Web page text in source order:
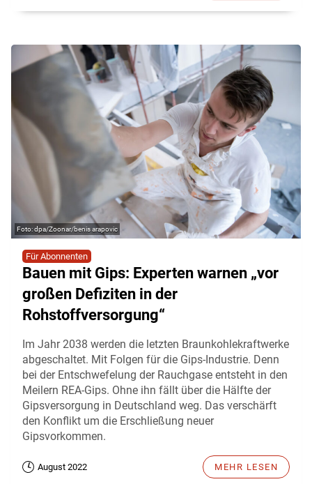
dpa/Zoonar/benis arapovic
Für Abonnenten
Bauen mit Gips: Experten warnen „vor
großen Defiziten in der
Rohstoffversorgung“
Im Jahr 2038 werden die letzten Braunkohlekraftwerke
abgeschaltet. Mit Folgen für die Gips-Industrie. Denn
bei der Entschwefelung der Rauchgase entsteht in den
Meilern REA-Gips. Ohne ihn fällt über die Hälfte der
Gipsversorgung in Deutschland weg. Das verschärft
den Konflikt um die Erschließung neuer
Gipsvorkommen.
August 2022 MEHR LESEN